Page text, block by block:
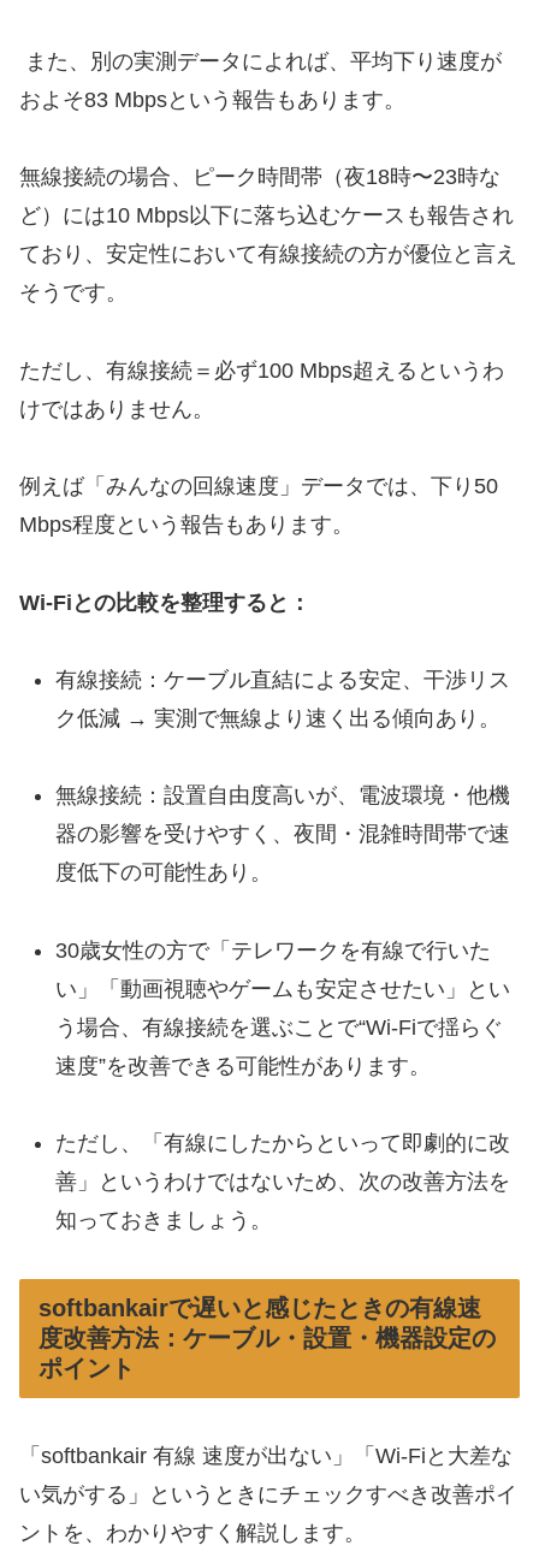
また、別の実測データによれば、平均下り速度が
およそ83 Mbpsという報告もあります。
無線接続の場合、ピーク時間帯（夜18時〜23時な
ど）には10 Mbps以下に落ち込むケースも報告され
ており、安定性において有線接続の方が優位と言え
そうです。
ただし、有線接続＝必ず100 Mbps超えるというわ
けではありません。
例えば「みんなの回線速度」データでは、下り50
Mbps程度という報告もあります。
Wi-Fiとの比較を整理すると：
有線接続：ケーブル直結による安定、干渉リス
ク低減 → 実測で無線より速く出る傾向あり。
無線接続：設置自由度高いが、電波環境・他機
器の影響を受けやすく、夜間・混雑時間帯で速
度低下の可能性あり。
30歳女性の方で「テレワークを有線で行いた
い」「動画視聴やゲームも安定させたい」とい
う場合、有線接続を選ぶことで“Wi-Fiで揺らぐ
速度”を改善できる可能性があります。
ただし、「有線にしたからといって即劇的に改
善」というわけではないため、次の改善方法を
知っておきましょう。
softbankairで遅いと感じたときの有線速
度改善方法：ケーブル・設置・機器設定の
ポイント
「softbankair 有線 速度が出ない」「Wi-Fiと大差な
い気がする」というときにチェックすべき改善ポイ
ントを、わかりやすく解説します。